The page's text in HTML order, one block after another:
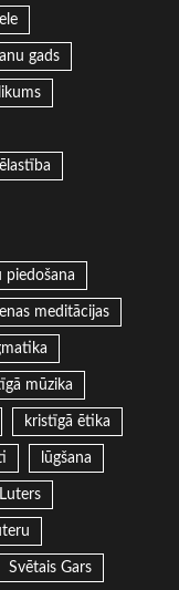
gads
piedošana
meditācijas
mūzika
kristīgā ētika
lūgšana
Svētais Gars